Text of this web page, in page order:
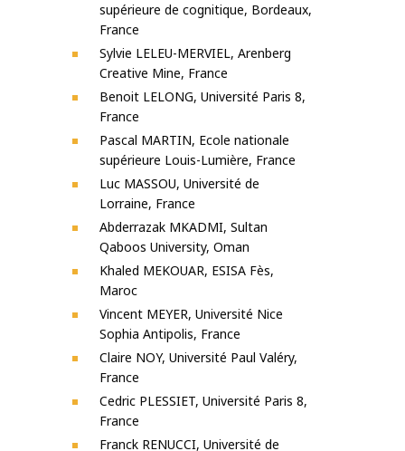
supérieure de cognitique, Bordeaux,
France
Sylvie LELEU-MERVIEL, Arenberg
Creative Mine, France
Benoit LELONG, Université Paris 8,
France
Pascal MARTIN, Ecole nationale
supérieure Louis-Lumière, France
Luc MASSOU, Université de
Lorraine, France
Abderrazak MKADMI, Sultan
Qaboos University, Oman
Khaled MEKOUAR, ESISA Fès,
Maroc
Vincent MEYER, Université Nice
Sophia Antipolis, France
Claire NOY, Université Paul Valéry,
France
Cedric PLESSIET, Université Paris 8,
France
Franck RENUCCI, Université de